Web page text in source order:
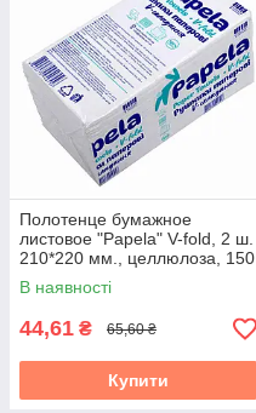
Полотенце бумажное
листовое "Papela" V-fold, 2 ш.
210*220 мм., целлюлоза, 150
шт. 1/20
В наявності
44,61 ₴ 65,60 ₴
Купити